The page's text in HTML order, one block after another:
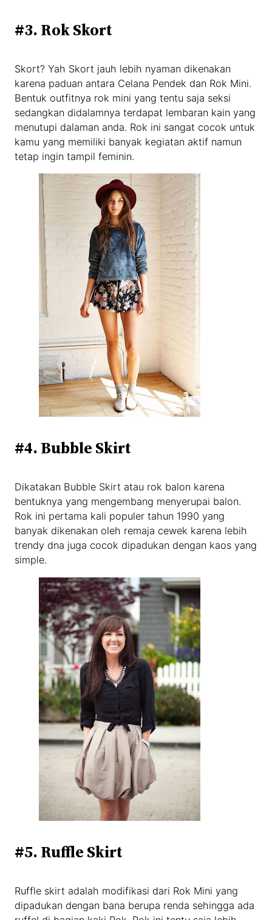
#3. Rok Skort
Skort? Yah Skort jauh lebih nyaman dikenakan
karena paduan antara Celana Pendek dan Rok Mini.
Bentuk outfitnya rok mini yang tentu saja seksi
sedangkan didalamnya terdapat lembaran kain yang
menutupi dalaman anda. Rok ini sangat cocok untuk
kamu yang memiliki banyak kegiatan aktif namun
tetap ingin tampil feminin.
#4. Bubble Skirt
Dikatakan Bubble Skirt atau rok balon karena
bentuknya yang mengembang menyerupai balon.
Rok ini pertama kali populer tahun 1990 yang
banyak dikenakan oleh remaja cewek karena lebih
trendy dna juga cocok dipadukan dengan kaos yang
simple.
#5. Ruffle Skirt
Ruffle skirt adalah modifikasi dari Rok Mini yang
dipadukan dengan bana berupa renda sehingga ada